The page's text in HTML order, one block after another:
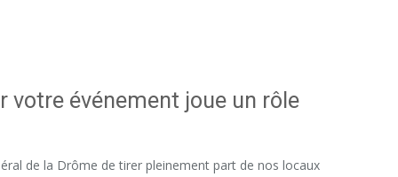
votre événement joue un rôle
de la Drôme de tirer pleinement part de nos locaux